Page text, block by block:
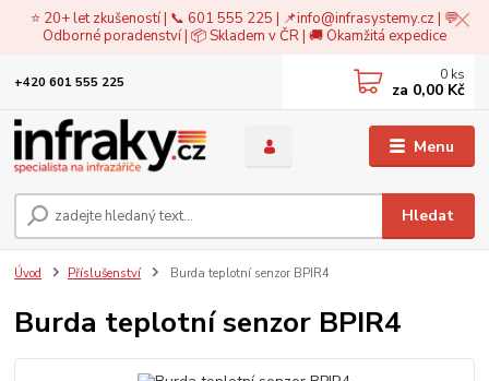
⭐ 20+ let zkušeností | 📞 601 555 225 | 📌info@infrasystemy.cz| 💬
Odborné poradenství | 📦 Skladem v ČR | 🚚 Okamžitá expedice
Menu
Hledat
+420 601 555 225 0 ks
za 0,00 Kč
Úvod Příslušenství Burda teplotní senzor BPIR4
Burda teplotní senzor BPIR4